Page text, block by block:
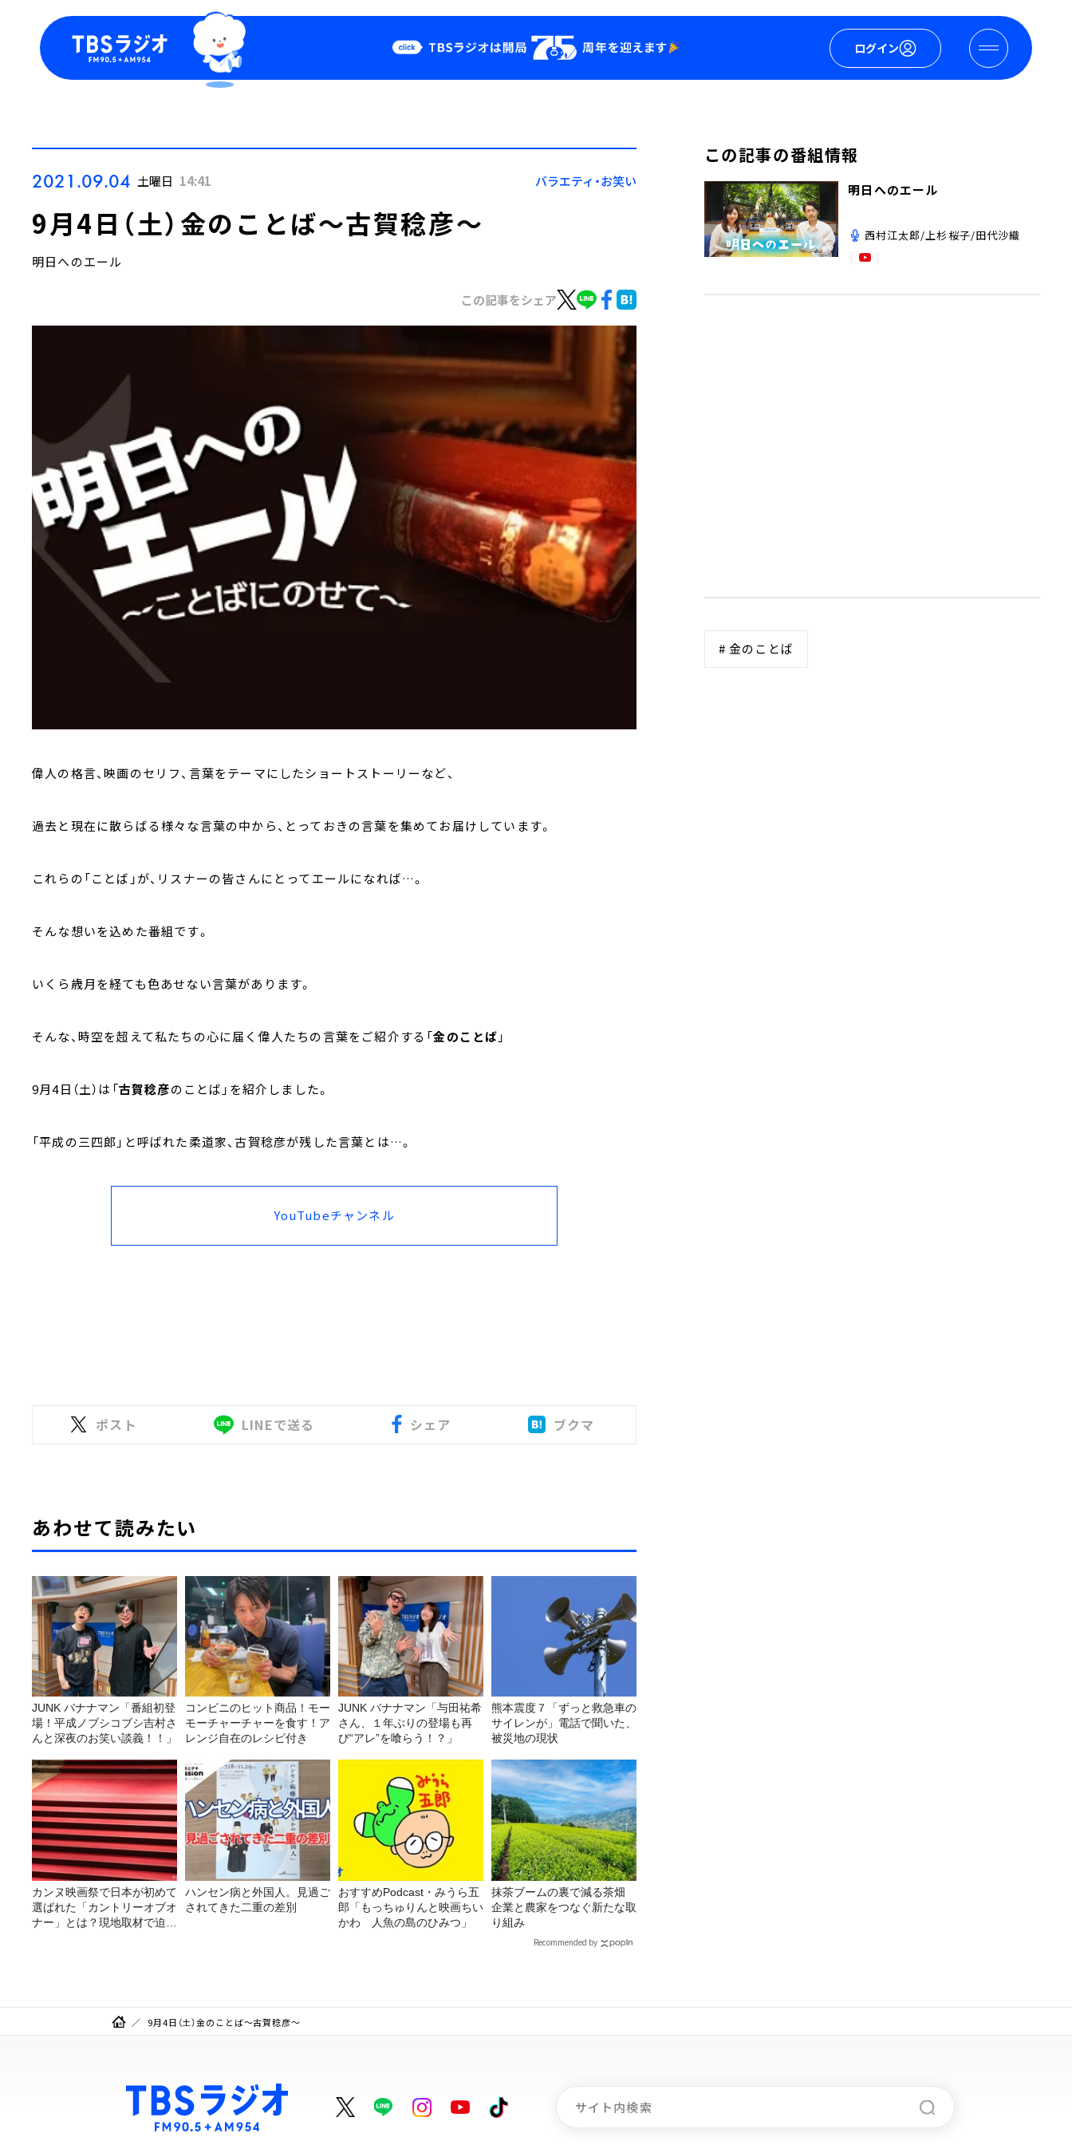
ログイン
Podcast
YouTube
会社情報
2021.09.04 土曜日 14:41 バラエティ・お笑い
9月4日（土）金のことば～古賀稔彦～
明日へのエール
この記事をシェア
偉人の格言、映画のセリフ、言葉をテーマにしたショートストーリーなど、
過去と現在に散らばる様々な言葉の中から、とっておきの言葉を集めてお届けしています。
これらの「ことば」が、リスナーの皆さんにとってエールになれば…。
そんな想いを込めた番組です。
いくら歳月を経ても色あせない言葉があります。
そんな、時空を超えて私たちの心に届く偉人たちの言葉をご紹介する「金のことば 」
9月4日（土）は「古賀稔彦のことば」を紹介しました。
「平成の三四郎」と呼ばれた柔道家、古賀稔彦が残した言葉とは…。
YouTubeチャンネル
ポスト LINEで送る シェア ブクマ
あわせて読みたい
JUNK バナナマン「番組初登
場！平成ノブシコブシ吉村さ
んと深夜のお笑い談義！！」
コンビニのヒット商品！モー
モーチャーチャーを食す！ア
レンジ自在のレシピ付き
JUNK バナナマン「与田祐希
さん、１年ぶりの登場も再
び“アレ”を喰らう！？」
熊本震度７「ずっと救急車の
サイレンが」電話で聞いた、
被災地の現状
カンヌ映画祭で日本が初めて
選ばれた「カントリーオブオ
ナー」とは？現地取材で迫る
ハンセン病と外国人。見過ご
されてきた二重の差別
おすすめPodcast・みうら五
郎「もっちゅりんと映画ちい
かわ 人魚の島のひみつ」
抹茶ブームの裏で減る茶畑
企業と農家をつなぐ新たな取
り組み
Recommended by
この記事の番組情報
明日へのエール
西村江太郎/上杉桜子/田代沙織
# 金のことば
9月4日（土）金のことば～古賀稔彦～